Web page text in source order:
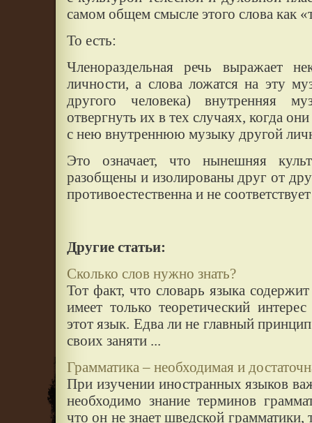
самом общем смысле этого слова как
То есть:
Членораздельная речь выражает
личности, а слова ложатся на эту
другого человека) внутренняя
отвергнуть их в тех случаях, когда
с нею внутреннюю музыку другой
Это означает, что нынешняя
разобщены и изолированы друг от
противоестественна и не
Другие статьи:
Сколько слов нужно знать?
Тот факт, что словарь языка
имеет только теоретический
этот язык. Едва ли не главный
своих заняти ...
Грамматика – необходимая и
При изучении иностранных языков
необходимо знание терминов
что он не знает шведской грамматики,